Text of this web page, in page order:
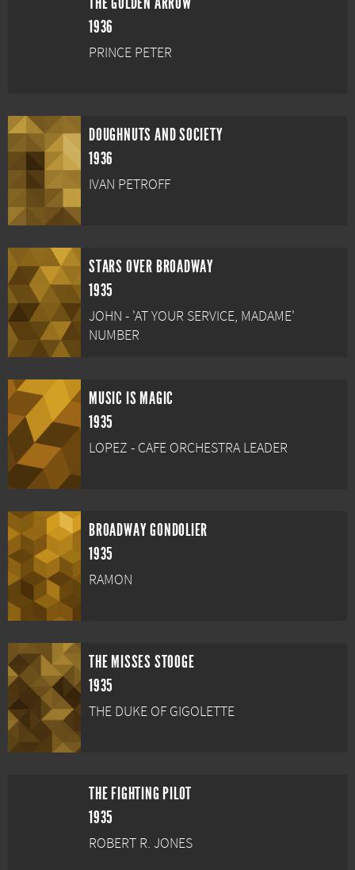
1936
PRINCE PETER
DOUGHNUTS AND SOCIETY
1936
IVAN PETROFF
STARS OVER BROADWAY
1935
JOHN - 'AT YOUR SERVICE, MADAME'
NUMBER
MUSIC IS MAGIC
1935
LOPEZ - CAFE ORCHESTRA LEADER
BROADWAY GONDOLIER
1935
RAMON
THE MISSES STOOGE
1935
THE DUKE OF GIGOLETTE
THE FIGHTING PILOT
1935
ROBERT R. JONES